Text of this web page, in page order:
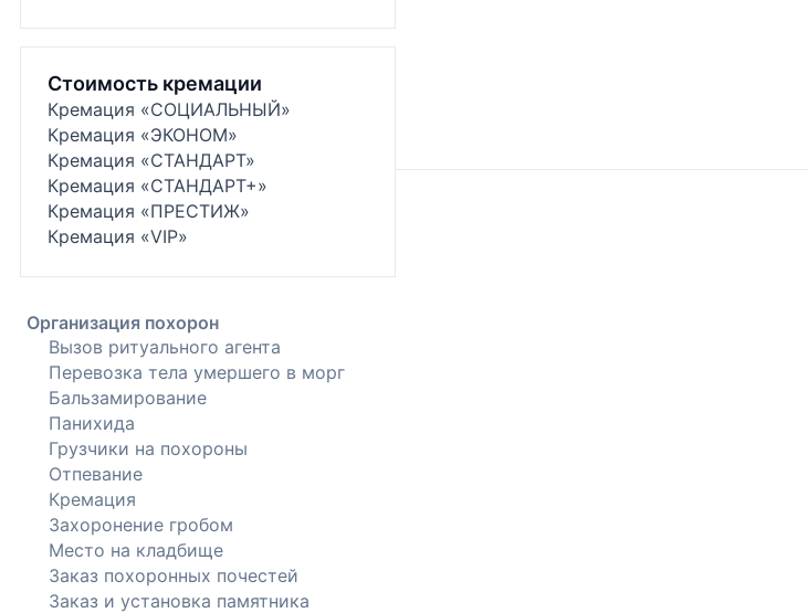
Стоимость кремации
Кремация «СОЦИАЛЬНЫЙ»
Кремация «ЭКОНОМ»
Кремация «СТАНДАРТ»
Кремация «СТАНДАРТ+»
Кремация «ПРЕСТИЖ»
Кремация «VIP»
Организация похорон
Вызов ритуального агента
Перевозка тела умершего в морг
Бальзамирование
Панихида
Грузчики на похороны
Отпевание
Кремация
Захоронение гробом
Место на кладбище
Заказ похоронных почестей
Заказ и установка памятника